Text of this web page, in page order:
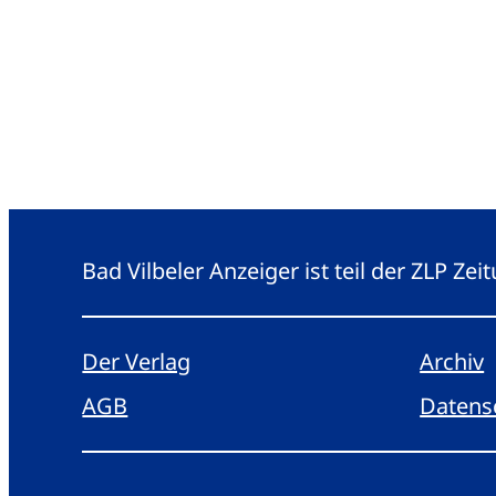
Bad Vilbeler Anzeiger ist teil der ZLP
Der Verlag
Archiv
AGB